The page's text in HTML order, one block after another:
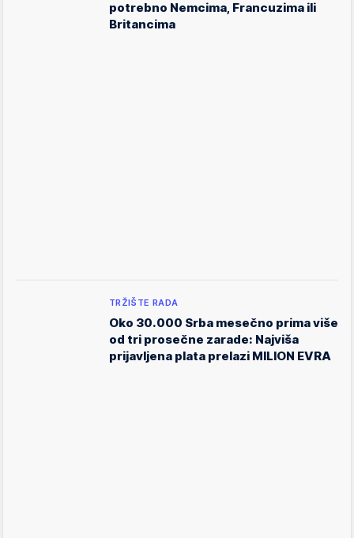
potrebno Nemcima, Francuzima ili
Britancima
TRŽIŠTE RADA
Oko 30.000 Srba mesečno prima više
od tri prosečne zarade: Najviša
prijavljena plata prelazi MILION EVRA